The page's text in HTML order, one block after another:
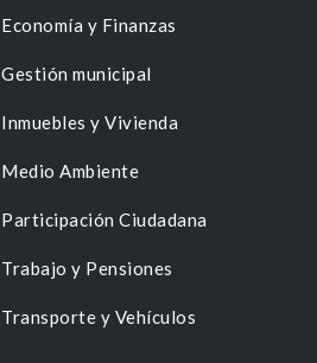
Economía y Finanzas
Gestión municipal
Inmuebles y Vivienda
Medio Ambiente
Participación Ciudadana
Trabajo y Pensiones
Transporte y Vehículos